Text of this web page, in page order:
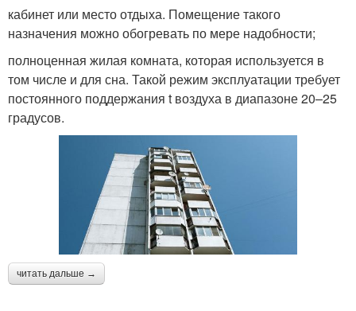
кабинет или место отдыха. Помещение такого
назначения можно обогревать по мере надобности;
полноценная жилая комната, которая используется в
том числе и для сна. Такой режим эксплуатации требует
постоянного поддержания t воздуха в диапазоне 20–25
градусов.
читать дальше →